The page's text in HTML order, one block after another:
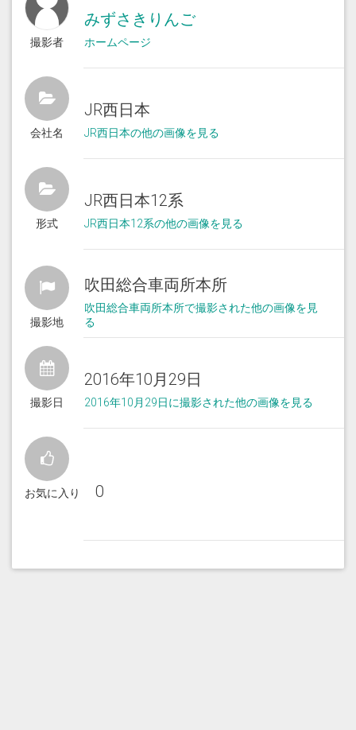
撮影者
みずさきりんご
ホームページ
会社名
JR西日本
JR西日本の他の画像を見る
形式
JR西日本12系
JR西日本12系の他の画像を見る
撮影地
吹田総合車両所本所
吹田総合車両所本所で撮影された他の画像を見
る
撮影日
2016年10月29日
2016年10月29日に撮影された他の画像を見る
お気に入り 0